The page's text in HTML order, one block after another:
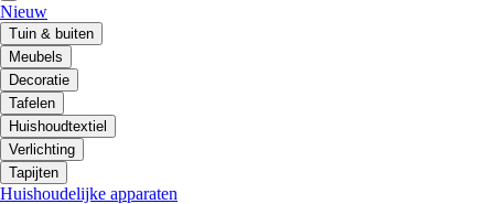
Nieuw
Tuin & buiten
Meubels
Decoratie
Tafelen
Huishoudtextiel
Verlichting
Tapijten
Huishoudelijke apparaten